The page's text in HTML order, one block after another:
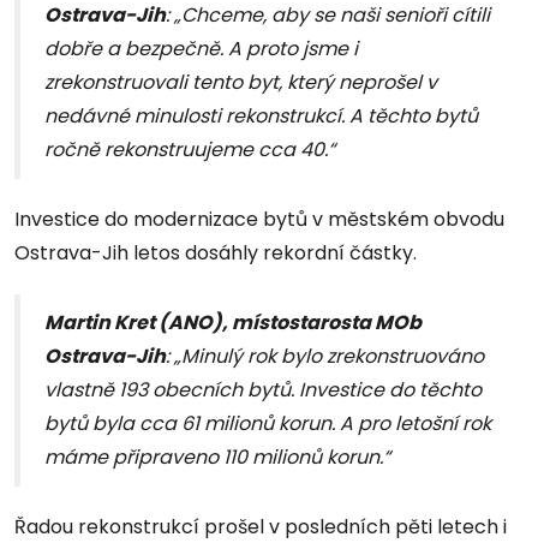
Ostrava-Jih: „Chceme, aby se naši senioři cítili
dobře a bezpečně. A proto jsme i
zrekonstruovali tento byt, který neprošel v
nedávné minulosti rekonstrukcí. A těchto bytů
ročně rekonstruujeme cca 40.“
Investice do modernizace bytů v městském obvodu
Ostrava-Jih letos dosáhly rekordní částky.
Martin Kret (ANO), místostarosta MOb
Ostrava-Jih: „Minulý rok bylo zrekonstruováno
vlastně 193 obecních bytů. Investice do těchto
bytů byla cca 61 milionů korun. A pro letošní rok
máme připraveno 110 milionů korun.“
Řadou rekonstrukcí prošel v posledních pěti letech i